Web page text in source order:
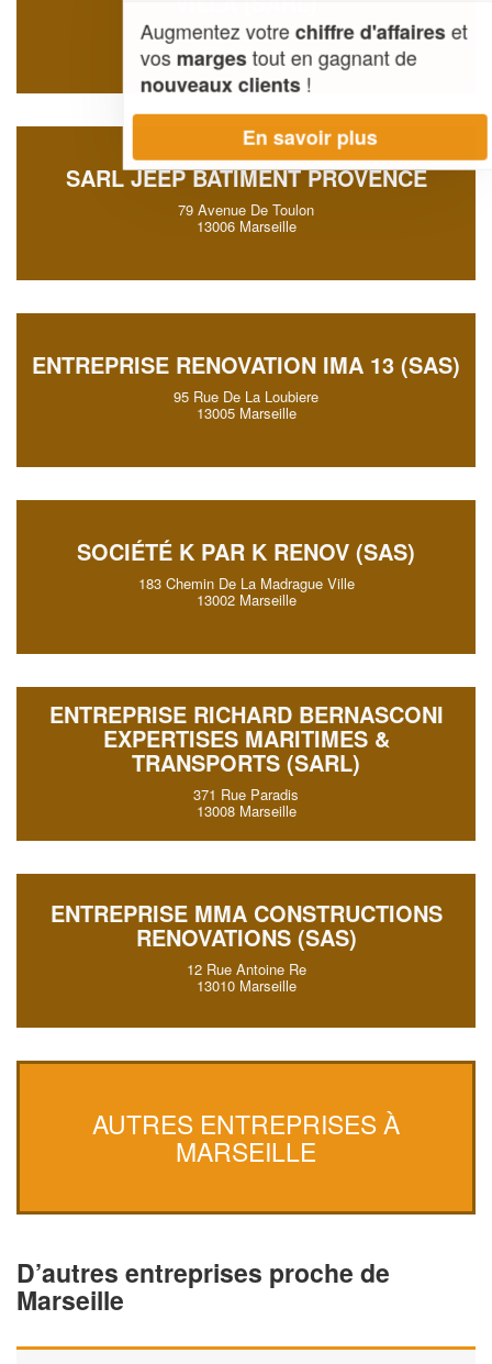
7 Montee Commandant De Robien
13011 Marseille
SARL JEEP BATIMENT PROVENCE
79 Avenue De Toulon
13006 Marseille
ENTREPRISE RENOVATION IMA 13 (SAS)
95 Rue De La Loubiere
13005 Marseille
SOCIÉTÉ K PAR K RENOV (SAS)
183 Chemin De La Madrague Ville
13002 Marseille
ENTREPRISE RICHARD BERNASCONI
EXPERTISES MARITIMES &
TRANSPORTS (SARL)
371 Rue Paradis
13008 Marseille
ENTREPRISE MMA CONSTRUCTIONS
RENOVATIONS (SAS)
12 Rue Antoine Re
13010 Marseille
AUTRES ENTREPRISES À
MARSEILLE
D’autres entreprises proche de
Marseille
Augmentez votrechiffre d'affaireset
vos margestout en gagnant de
nouveaux clients!
En savoir plus